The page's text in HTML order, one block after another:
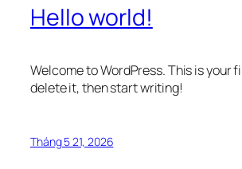
Hello world!
Welcome to WordPress. This is your
delete it, then start writing!
Tháng 5 21, 2026